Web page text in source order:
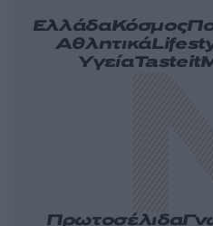
ΕλλάδαΚόσμος
Αθλητικά
ΥγείαTasteit
Πρωτοσέλιδα